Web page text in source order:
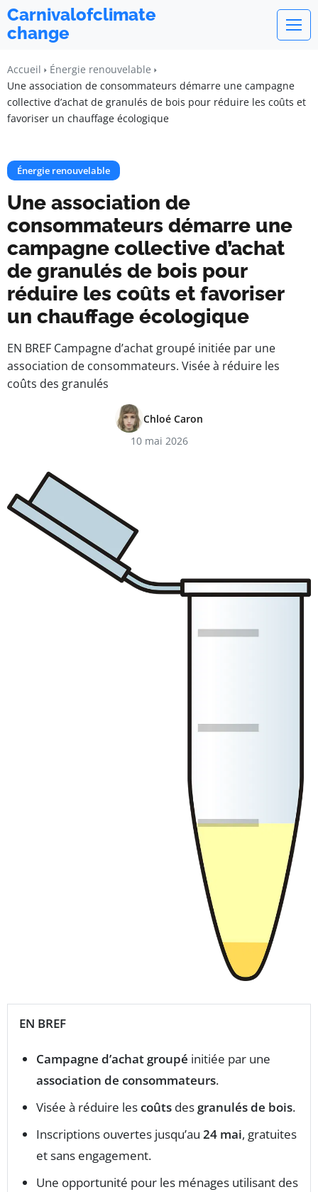
Carnivalofclimate
change
Accueil
Énergie renouvelable
Une association de consommateurs démarre une campagne
collective d’achat de granulés de bois pour réduire les coûts et
favoriser un chauffage écologique
Énergie renouvelable
Une association de
consommateurs démarre une
campagne collective d’achat
de granulés de bois pour
réduire les coûts et favoriser
un chauffage écologique
EN BREF Campagne d’achat groupé initiée par une
association de consommateurs. Visée à réduire les
coûts des granulés
Chloé Caron
10 mai 2026
EN BREF
Campagne d’achat groupé initiée par une
association de consommateurs.
Visée à réduire lescoûts des granulés de bois.
Inscriptions ouvertes jusqu’au 24 mai, gratuites
et sans engagement.
Une opportunité pour les ménages utilisant des